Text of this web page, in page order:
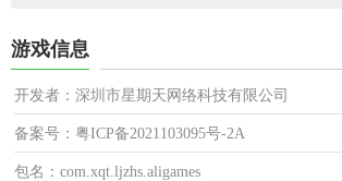
游戏信息
开发者：深圳市星期天网络科技有限公司
备案号：粤ICP备2021103095号-2A
包名：com.xqt.ljzhs.aligames